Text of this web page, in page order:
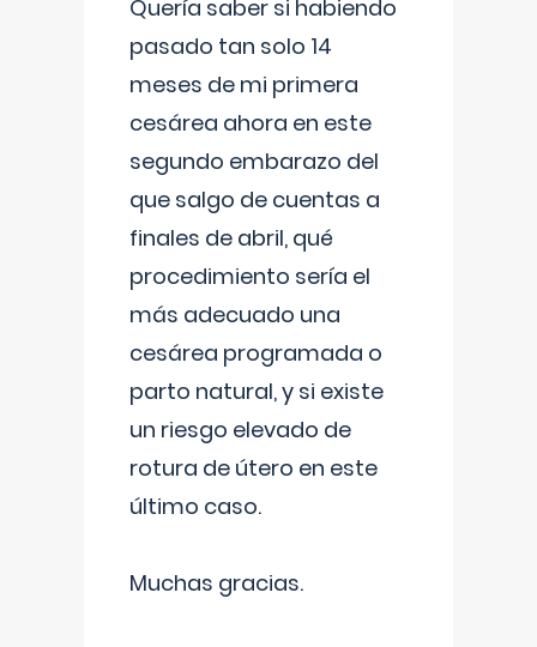
Quería saber si habiendo
pasado tan solo 14
meses de mi primera
cesárea ahora en este
segundo embarazo del
que salgo de cuentas a
finales de abril, qué
procedimiento sería el
más adecuado una
cesárea programada o
parto natural, y si existe
un riesgo elevado de
rotura de útero en este
último caso.
Muchas gracias.